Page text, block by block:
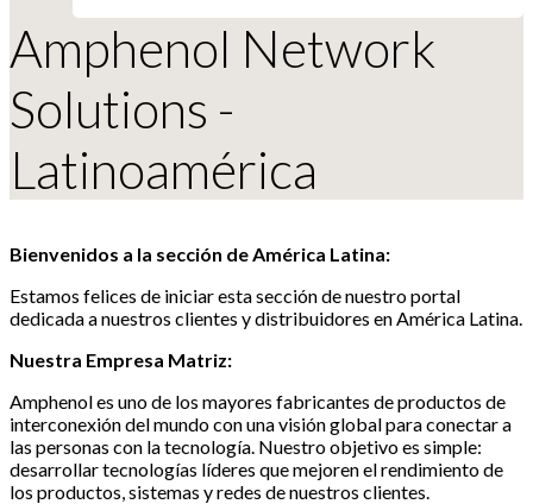
Amphenol Network
Solutions -
Latinoamérica
Bienvenidos a la sección de América Latina:
Estamos felices de iniciar esta sección de nuestro portal
dedicada a nuestros clientes y distribuidores en América Latina.
Nuestra Empresa Matriz:
Amphenol es uno de los mayores fabricantes de productos de
interconexión del mundo con una visión global para conectar a
las personas con la tecnología. Nuestro objetivo es simple:
desarrollar tecnologías líderes que mejoren el rendimiento de
los productos, sistemas y redes de nuestros clientes.